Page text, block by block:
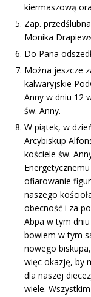
kiermaszową
Zap.
Monika
Do Pana
Można jeszcze
kalwaryjskie
Anny w dniu 12
św. Anny.
W piątek, w
Arcybiskup
kościele św.
ofiarowanie
naszego
obecność i za
Abpa w tym
bowiem w tym
nowego
więc okazję, by
dla naszej
wiele.